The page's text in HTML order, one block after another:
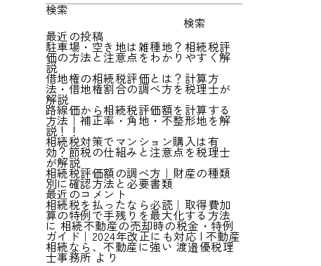
検索
検索
最近の投稿
駐車場・空き地は雑種地？相続税評
価の方法と注意点をわかりやすく解
説
借地権の相続税評価とは？計算方
法・借地権割合の調べ方を税理士が
解説
路線価から相続税評価額を計算する
方法｜補正率・角地・不整形地を解
説！！
相続税対策でマンション購入は有
効？節税の仕組みと注意点を税理士
が解説
相続税評価額の調べ方｜財産の種類
別に確認方法と必要書類
最近のコメント
相続税を払ったなら必読｜取得費加
算の特例で手残りを最大化する方法
に 相続不動産の売却時の税金・特例
ガイド｜2024年改正にも対応 | 不動産
相続なら、不動産に強い 渡邉優税理
士事務所 より